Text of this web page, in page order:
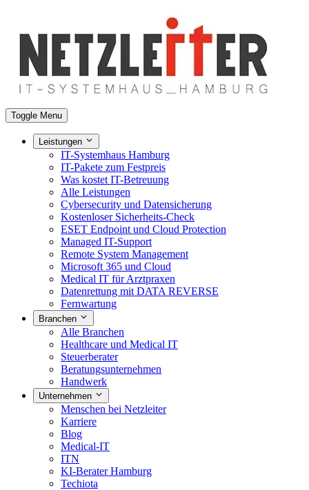
Toggle Menu
Leistungen
IT-Systemhaus Hamburg
IT-Pakete zum Festpreis
Was kostet IT-Betreuung
Alle Leistungen
Cybersecurity und Datensicherung
Kostenloser Sicherheits-Check
ESET Endpoint und Cloud Protection
Managed IT-Support
Remote System Management
Microsoft 365 und Cloud
Medical IT für Arztpraxen
Datenrettung mit DATA REVERSE
Fernwartung
Branchen
Alle Branchen
Healthcare und Medical IT
Steuerberater
Beratungsunternehmen
Handwerk
Unternehmen
Menschen bei Netzleiter
Karriere
Blog
Medical-IT
ITN
KI-Berater Hamburg
Techiota